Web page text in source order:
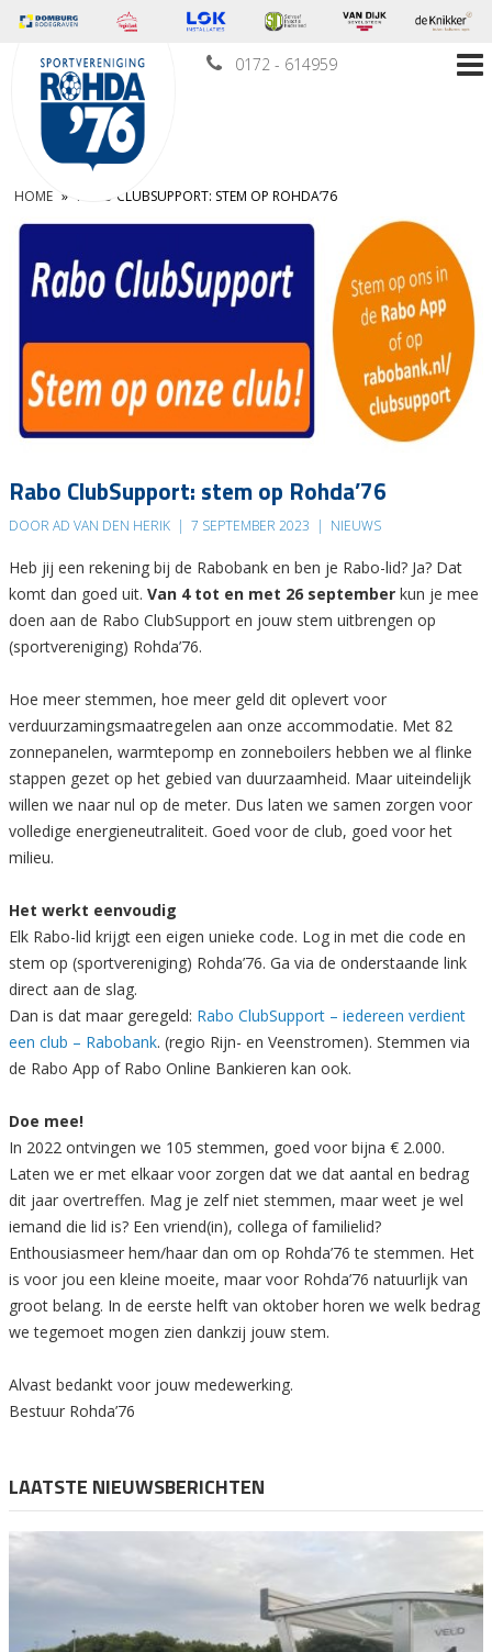
0172 - 614959
HOME » RABO CLUBSUPPORT: STEM OP ROHDA’76
Rabo ClubSupport: stem op Rohda’76
DOOR AD VAN DEN HERIK | 7 SEPTEMBER 2023 | NIEUWS
Heb jij een rekening bij de Rabobank en ben je Rabo-lid? Ja? Dat
komt dan goed uit. Van 4 tot en met 26 september kun je mee
doen aan de Rabo ClubSupport en jouw stem uitbrengen op
(sportvereniging) Rohda’76.
Hoe meer stemmen, hoe meer geld dit oplevert voor
verduurzamingsmaatregelen aan onze accommodatie. Met 82
zonnepanelen, warmtepomp en zonneboilers hebben we al flinke
stappen gezet op het gebied van duurzaamheid. Maar uiteindelijk
willen we naar nul op de meter. Dus laten we samen zorgen voor
volledige energieneutraliteit. Goed voor de club, goed voor het
milieu.
Het werkt eenvoudig
Elk Rabo-lid krijgt een eigen unieke code. Log in met die code en
stem op (sportvereniging) Rohda’76. Ga via de onderstaande link
direct aan de slag.
Dan is dat maar geregeld: Rabo ClubSupport – iedereen verdient
een club – Rabobank. (regio Rijn- en Veenstromen). Stemmen via
de Rabo App of Rabo Online Bankieren kan ook.
Doe mee!
In 2022 ontvingen we 105 stemmen, goed voor bijna € 2.000.
Laten we er met elkaar voor zorgen dat we dat aantal en bedrag
dit jaar overtreffen. Mag je zelf niet stemmen, maar weet je wel
iemand die lid is? Een vriend(in), collega of familielid?
Enthousiasmeer hem/haar dan om op Rohda’76 te stemmen. Het
is voor jou een kleine moeite, maar voor Rohda’76 natuurlijk van
groot belang. In de eerste helft van oktober horen we welk bedrag
we tegemoet mogen zien dankzij jouw stem.
Alvast bedankt voor jouw medewerking.
Bestuur Rohda’76
LAATSTE NIEUWSBERICHTEN